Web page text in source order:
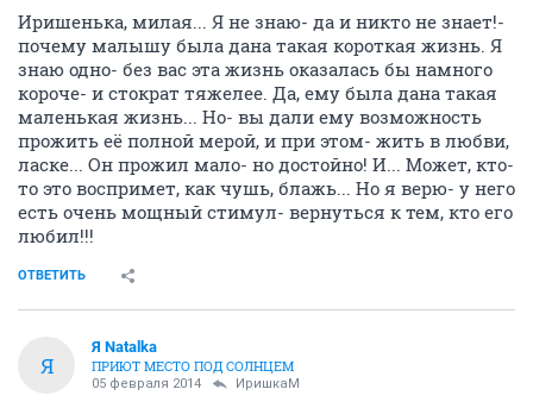
Иришенька, милая... Я не знаю- да и никто не знает!-
почему малышу была дана такая короткая жизнь. Я
знаю одно- без вас эта жизнь оказалась бы намного
короче- и стократ тяжелее. Да, ему была дана такая
маленькая жизнь... Но- вы дали ему возможность
прожить её полной мерой, и при этом- жить в любви,
ласке... Он прожил мало- но достойно! И... Может, кто-
то это воспримет, как чушь, блажь... Но я верю- у него
есть очень мощный стимул- вернуться к тем, кто его
любил!!!
ОТВЕТИТЬ
Я
Я Natalka
ПРИЮТ МЕСТО ПОД СОЛНЦЕМ
05 февраля 2014 ИришкаМ